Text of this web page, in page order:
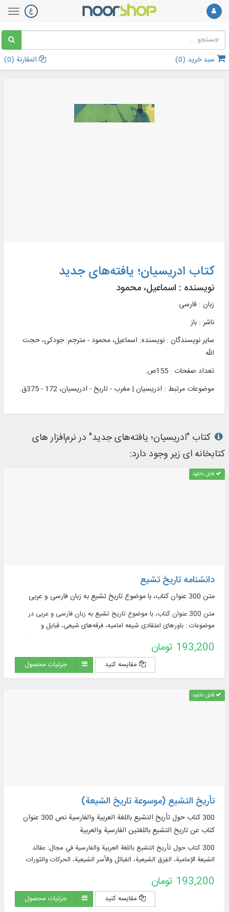
سبد خرید (0
) المقارنة (0
)
کتاب ادریسیان؛ یافته‌های جدید
نویسنده : اسماعیل، محمود
زبان : فارسی
ناشر : باز
سایر نویسندگان : نویسنده: اسماعیل، محمود - مترجم: جودکی، حجت
الله
تعداد صفحات : 155ص.
موضوعات مرتبط : ادریسیان | مغرب - تاریخ - ادریسیان، 172 - 375ق.
کتاب "ادریسیان؛ یافته‌های جدید" در نرم‌افزار های
کتابخانه ای زیر وجود دارد:
قابل دانلود
دانشنامه تاریخ تشیع
متن 300 عنوان کتاب، با موضوع تاريخ تشيع به زبان فارسی و عربی
متن 300 عنوان کتاب، با موضوع تاريخ تشيع به زبان فارسی و عربی در
موضوعات : باورهای اعتقادی شیعه امامیه، فرقه‌های شیعی، قبایل و
تمدن شیعی، پراکندگی جغرافیایی شیعیان و ...
193,200 تومان
مقایسه کنید جزئیات محصول
قابل دانلود
تأريخ التشيع (موسوعة تاريخ الشيعة)
300 کتاب حول تأريخ التشيع باللغة العربية والفارسية نص 300 عنوان
كتاب عن تاريخ التشيع باللغتين الفارسية والعربية
300 کتاب حول تأريخ التشيع باللغة العربية والفارسية في مجال: عقائد
الشیعة الإمامية، الفِرَق الشيعية، القبائل والأسر الشيعية، الحركات والثورات
الشيعة و...
193,200 تومان
مقایسه کنید جزئیات محصول